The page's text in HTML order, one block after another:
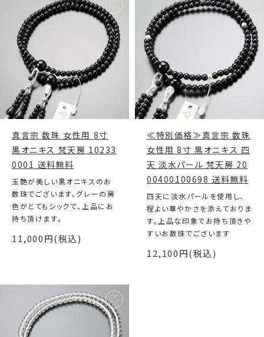
真言宗 数珠 女性用 8寸
黒オニキス 梵天房 10233
0001 送料無料
玉艶が美しい黒オニキスのお
数珠でございます。グレーの房
色がとてもシックで、上品にお
持ち頂けます。
11,000円(税込)
≪特別価格≫真言宗 数珠
女性用 8寸 黒オニキス 四
天 淡水パール 梵天房 20
00400100698 送料無料
四天に淡水パールを使用し、
程よい華やかさを添えておりま
す。上品な印象でお持ち頂きや
すいお数珠でございます
12,100円(税込)